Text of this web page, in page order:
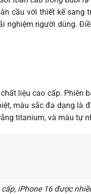
cầu với thiết kế sang
người dùng.
liệu cao cấp. Phiên
màu sắc đa dạng là
titanium, và màu tự
iPhone 16 được